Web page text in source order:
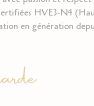
HVE3-N4
en génération